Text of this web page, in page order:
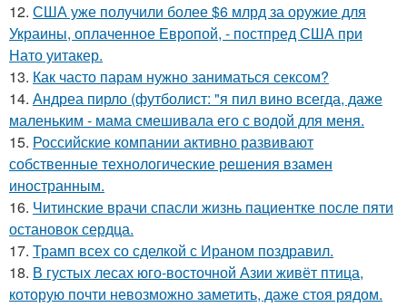
12. США уже получили более $6 млрд за оружие для
Украины, оплаченное Европой, - постпред США при
Нато уитакер.
13. Как часто парам нужно заниматься сексом?
14. Андреа пирло (футболист: "я пил вино всегда, даже
маленьким - мама смешивала его с водой для меня.
15. Российские компании активно развивают
собственные технологические решения взамен
иностранным.
16. Читинские врачи спасли жизнь пациентке после пяти
остановок сердца.
17. Трамп всех со сделкой с Ираном поздравил.
18. В густых лесах юго-восточной Азии живёт птица,
которую почти невозможно заметить, даже стоя рядом.